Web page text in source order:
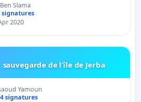
Slama
signatures
2020
sauvegarde de l’île de Jerba
Yamoun
signatures